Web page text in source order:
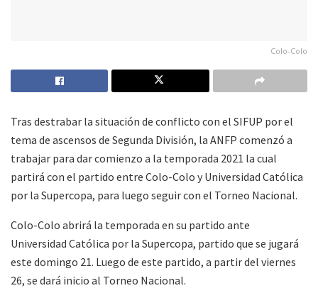
Colo-Colo
Tras destrabar la situación de conflicto con el SIFUP por el
tema de ascensos de Segunda División, la ANFP comenzó a
trabajar para dar comienzo a la temporada 2021 la cual
partirá con el partido entre Colo-Colo y Universidad Católica
por la Supercopa, para luego seguir con el Torneo Nacional.
Colo-Colo abrirá la temporada en su partido ante
Universidad Católica por la Supercopa, partido que se jugará
este domingo 21. Luego de este partido, a partir del viernes
26, se dará inicio al Torneo Nacional.